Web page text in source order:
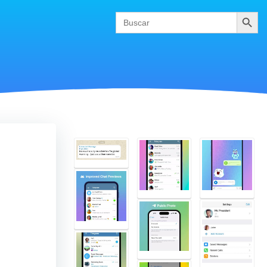
Search
for:
Buscar